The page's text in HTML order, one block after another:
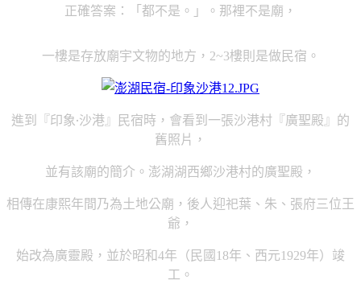
正確答案：「都不是。」。那裡不是廟，
一樓是存放廟宇文物的地方， 2~3樓則是做民宿。
進到『印象‧沙港』民宿時，會看到一張沙港村『廣聖殿』的
舊照片，
並有該廟的簡介。澎湖湖西鄉沙港村的廣聖殿，
相傳在康熙年間乃為土地公廟，後人迎祀葉、朱、張府三位王
爺，
始改為廣靈殿，並於昭和4年（民國18年、西元1929年）竣
工。